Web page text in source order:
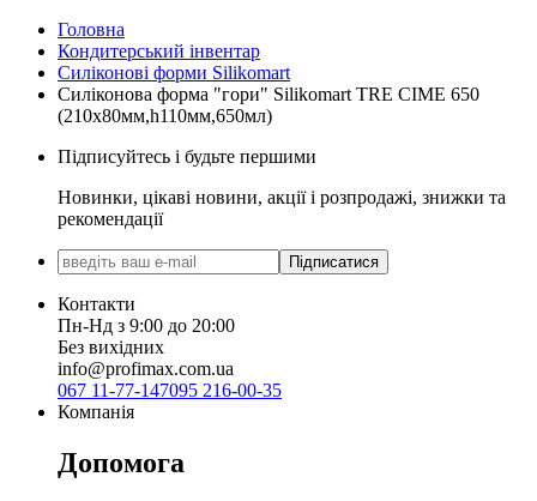
Головна
Кондитерський інвентар
Силіконові форми Silikomart
Силіконова форма "гори" Silikomart TRE CIME 650
(210х80мм,h110мм,650мл)
Підписуйтесь і будьте першими
Новинки, цікаві новини, акції і розпродажі, знижки та
рекомендації
Підписатися
Контакти
Пн-Нд з 9:00 до 20:00
Без вихідних
info@profimax.com.ua
067 11-77-147095 216-00-35
Компанія
Допомога